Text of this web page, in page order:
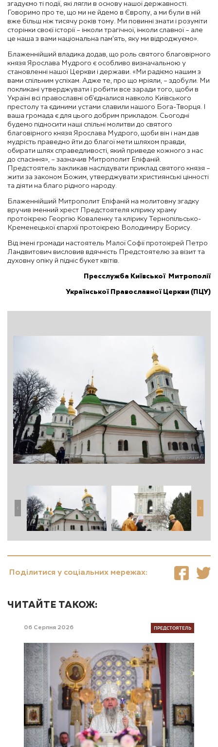
згадуємо ті події, які лягли в основу нашої державності.
Говоримо про те, що ми не йдемо в Європу, а ми були в ній
вже більш ніж тисячу років тому. Ми повинні знати і розуміти
сторінки своєї історії – інколи трагічної, інколи славної – але
це наша з вами національна пам’ять, яку ми відроджуємо».
Блаженнійший владика додав, що роль святого благовірного
князя Ярослава Мудрого є особливо визначальною у
становленні нашої Церкви і держави. «Ми радіємо нашим з
вами спільним успіхам. Адже те, про що мріяли, – здобули. Ми
покликані утверджувати і робити все заради того, щоби в
Україні всі православні об’єдналися навколо Київського
престолу та єдиними устами славили нашого Бога-Творця. І
ваша громада є для цього добрим прикладом. Сьогодні
будемо підносити наші спільні молитви до святого
благовірного князя Ярослава Мудрого, щоби він і нам дав
мудрість праведно йти до благої мети шляхом правди,
обирати шлях справедливості, який приведе кожного з нас
до спасіння», – зазначив Митрополит Епіфаній.
Предстоятель закликав наслідувати приклад святого князя –
жити за законом Божим, утверджувати християнські цінності
та діяти на благо рідного народу.
Блаженнійший Митрополит Епіфаній на молитовну згадку
вручив іменний хрест Предстоятеля клірику храму
протоієрею Георгію Коваленку та клірику Тернопільсько-
Кременецької єпархії протоієрею Володимиру Борису.
Від імені громади настоятель Малої Софії протоієрей Петро
Ландвитович висловив вдячність Предстоятелю за візит та
духовну опіку й підніс букет квітів.
Пресслужба Київської Митрополії
Української Православної Церкви (ПЦУ)
Поділитися у соціальних мережах:
ЧИТАЙТЕ ТАКОЖ:
06 Серпня 2026 ПРЕДСТОЯТЕЛЬ